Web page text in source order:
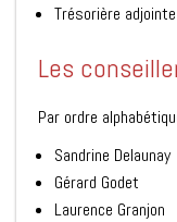
Trésorière
Les
Par ordre
Sandrine Delaunay
Gérard Godet
Laurence Granjon